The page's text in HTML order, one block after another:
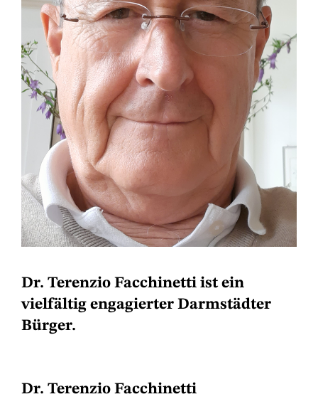
Dr. Terenzio Facchinetti ist ein
vielfältig engagierter Darmstädter
Bürger.
Dr. Terenzio Facchinetti